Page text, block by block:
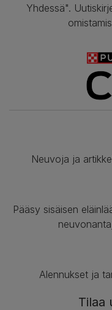
Yhdessä".
Neuvoja ja
Pääsy sisäisen
Alennukset ja
Tilaa